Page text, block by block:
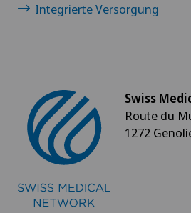
Integrierte Versorgung
Swiss
Route du
1272